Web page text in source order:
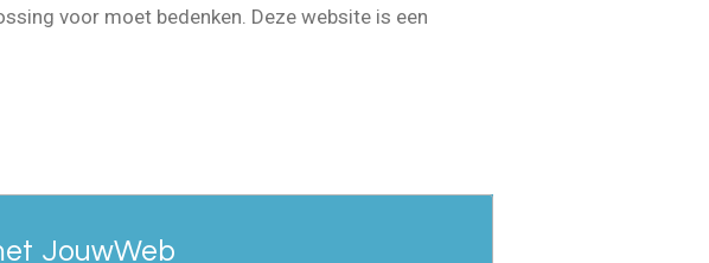
voor moet bedenken. Deze website is een
JouwWeb